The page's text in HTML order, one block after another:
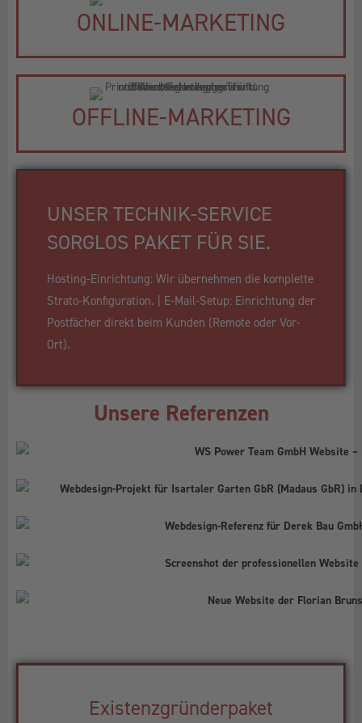
ONLINE-MARKETING
OFFLINE-MARKETING
UNSER TECHNIK-SERVICE
SORGLOS PAKET FÜR SIE.
Hosting-Einrichtung: Wir übernehmen die komplette
Strato-Konfiguration. | E-Mail-Setup: Einrichtung der
Postfächer direkt beim Kunden (Remote oder Vor-
Ort).
Unsere Referenzen
Existenzgründerpaket